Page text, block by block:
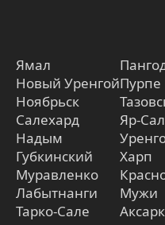
Ямал
Новый Уренгой
Ноябрьск
Салехард
Надым
Губкинский
Муравленко
Лабытнанги
Тарко-Сале
Пурпе
Яр-
Харп
Мужи